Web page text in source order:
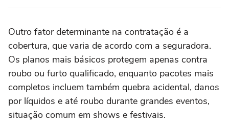
Outro fator determinante na contratação é a
cobertura, que varia de acordo com a seguradora.
Os planos mais básicos protegem apenas contra
roubo ou furto qualificado, enquanto pacotes mais
completos incluem também quebra acidental, danos
por líquidos e até roubo durante grandes eventos,
situação comum em shows e festivais.